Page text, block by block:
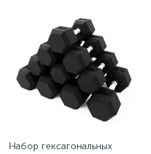
Набор гексагональных